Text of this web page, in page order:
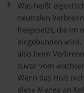
Was heißt
neutralen
freigesetzt, die im
eingebunden wird.
also beim
zuvor vom
Wenn das Holz
diese Menge an